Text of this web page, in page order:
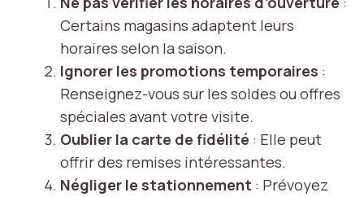
Certains magasins adaptent leurs
horaires selon la saison.
Ignorer les promotions temporaires :
Renseignez-vous sur les soldes ou offres
spéciales avant votre visite.
Oublier la carte de fidélité : Elle peut
offrir des remises intéressantes.
Négliger le stationnement : Prévoyez